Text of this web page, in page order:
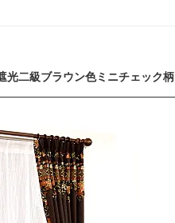
光二級ブラウン色ミニチェック柄